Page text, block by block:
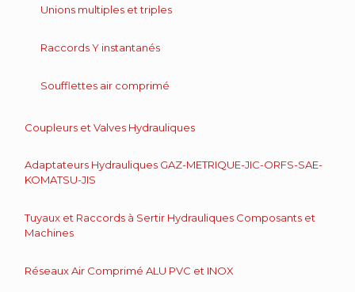
Unions multiples et triples
Raccords Y instantanés
Soufflettes air comprimé
Coupleurs et Valves Hydrauliques
Adaptateurs Hydrauliques GAZ-METRIQUE-JIC-ORFS-SAE-
KOMATSU-JIS
Tuyaux et Raccords à Sertir Hydrauliques Composants et
Machines
Réseaux Air Comprimé ALU PVC et INOX